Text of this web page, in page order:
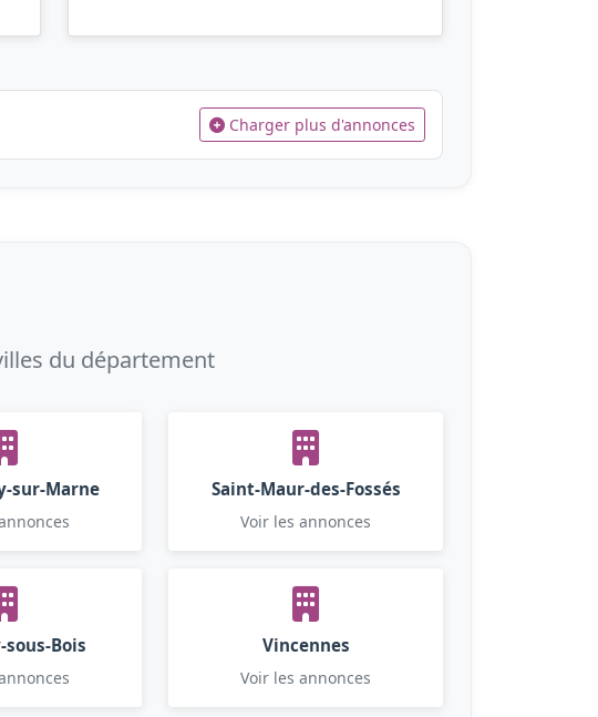
Charger plus d'annonces
du département
sur-Marne Saint-Maur-des-Fossés
Voir les annonces
sous-Bois Vincennes
Voir les annonces